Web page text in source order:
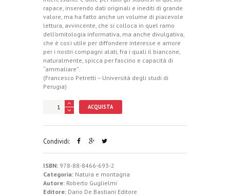
rapace, inserendo dati originali e inediti di grande
valore, ma ha fatto anche un volume di piacevole
lettura, avvincente, che si colloca in quel ramo
dell’ornitologia informativa, ma anche divulgativa,
che è così utile per diffondere interesse e amore
per i nostri compagni alati, fra i quali il biancone,
naturalmente, spicca per fascino e capacità di
“ammaliare”.
(Francesco Petretti – Università degli studi di
Perugia)
ACQUISTA
Condividi:
ISBN: 978-88-8466-693-2
Categoria: Natura e montagna
Autore: Roberto Guglielmi
Editore: Dario De Bastiani Editore